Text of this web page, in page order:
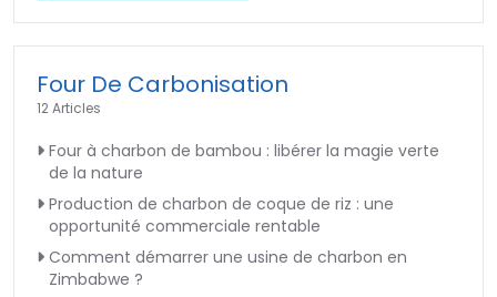
Four De Carbonisation
12 Articles
Four à charbon de bambou : libérer la magie verte
de la nature
Production de charbon de coque de riz : une
opportunité commerciale rentable
Comment démarrer une usine de charbon en
Zimbabwe ?